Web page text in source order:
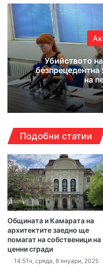
te
Убийството
на
Подобни статии
Общината и Камарата на
архитектите заедно ще
помагат на собственици на
ценни сгради
14:51ч, сряда, 8 януари, 2025